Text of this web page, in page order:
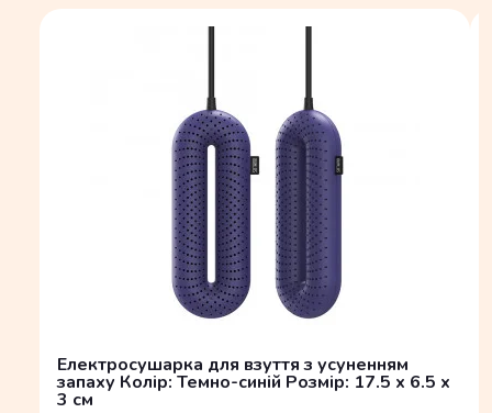
Електросушарка для взуття з усуненням
запаху Колір: Темно-синій Розмір: 17.5 x 6.5 x
3 см